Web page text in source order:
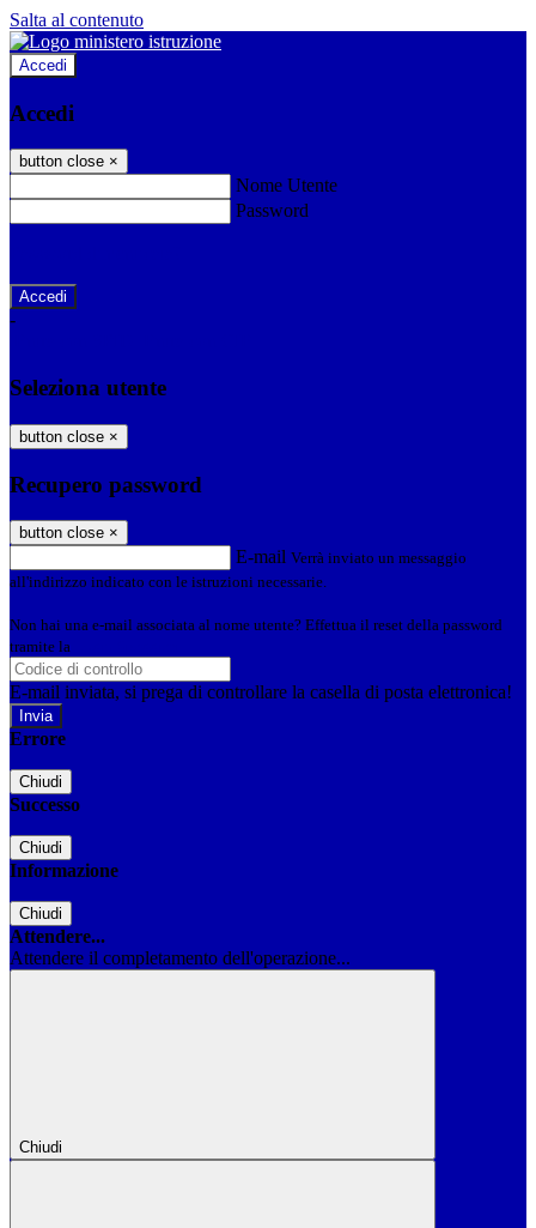
Salta al contenuto
Accedi
Accedi
button close ×
Nome Utente
Password
-
Seleziona utente
button close ×
Recupero password
button close ×
E-mail Verrà inviato un messaggio
all'indirizzo indicato con le istruzioni necessarie.
Non hai una e-mail associata al nome utente? Effettua il reset della password
tramite la
E-mail inviata, si prega di controllare la casella di posta elettronica!
Errore
Chiudi
Successo
Chiudi
Informazione
Chiudi
Attendere...
Attendere il completamento dell'operazione...
Chiudi